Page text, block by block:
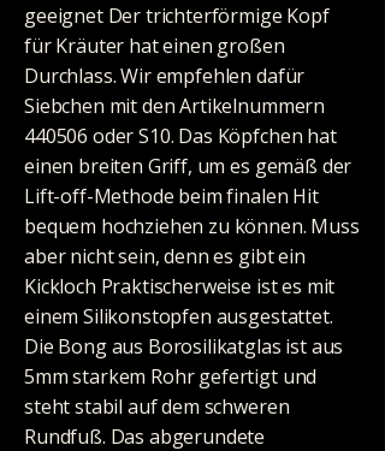
geeignet Der trichterförmige Kopf
für Kräuter hat einen großen
Durchlass. Wir empfehlen dafür
Siebchen mit den Artikelnummern
440506 oder S10. Das Köpfchen hat
einen breiten Griff, um es gemäß der
Lift-off-Methode beim finalen Hit
bequem hochziehen zu können. Muss
aber nicht sein, denn es gibt ein
Kickloch Praktischerweise ist es mit
einem Silikonstopfen ausgestattet.
Die Bong aus Borosilikatglas ist aus
5mm starkem Rohr gefertigt und
steht stabil auf dem schweren
Rundfuß. Das abgerundete